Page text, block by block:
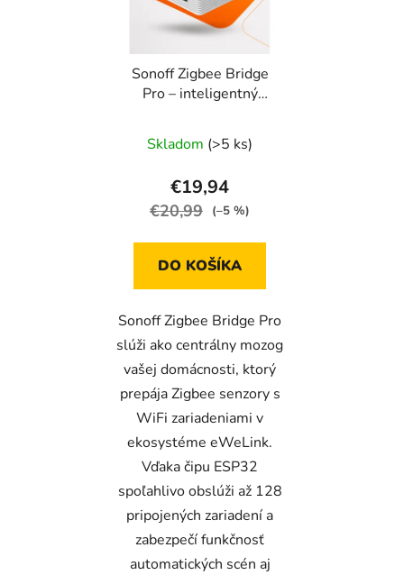
Sonoff Zigbee Bridge
Pro – inteligentný
eWeLink
Skladom (>5 ks)
€19,94
€20,99 (–5 %)
DO KOŠÍKA
Sonoff Zigbee Bridge Pro
slúži ako centrálny mozog
vašej domácnosti, ktorý
prepája Zigbee senzory s
WiFi zariadeniami v
ekosystéme eWeLink.
Vďaka čipu ESP32
spoľahlivo obslúži až 128
pripojených zariadení a
zabezpečí funkčnosť
automatických scén aj